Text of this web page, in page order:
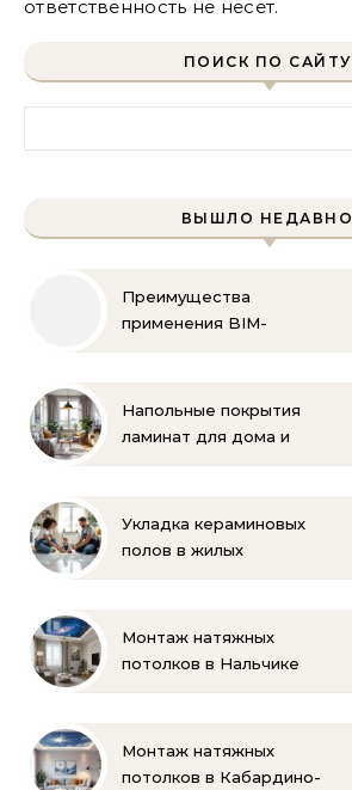
ответственность не несет.
ПОИСК ПО САЙТУ
ВЫШЛО НЕДАВНО
Преимущества
применения BIM-
Напольные покрытия
ламинат для дома и
Укладка кераминовых
полов в жилых
Монтаж натяжных
потолков в Нальчике
Монтаж натяжных
потолков в Кабардино-